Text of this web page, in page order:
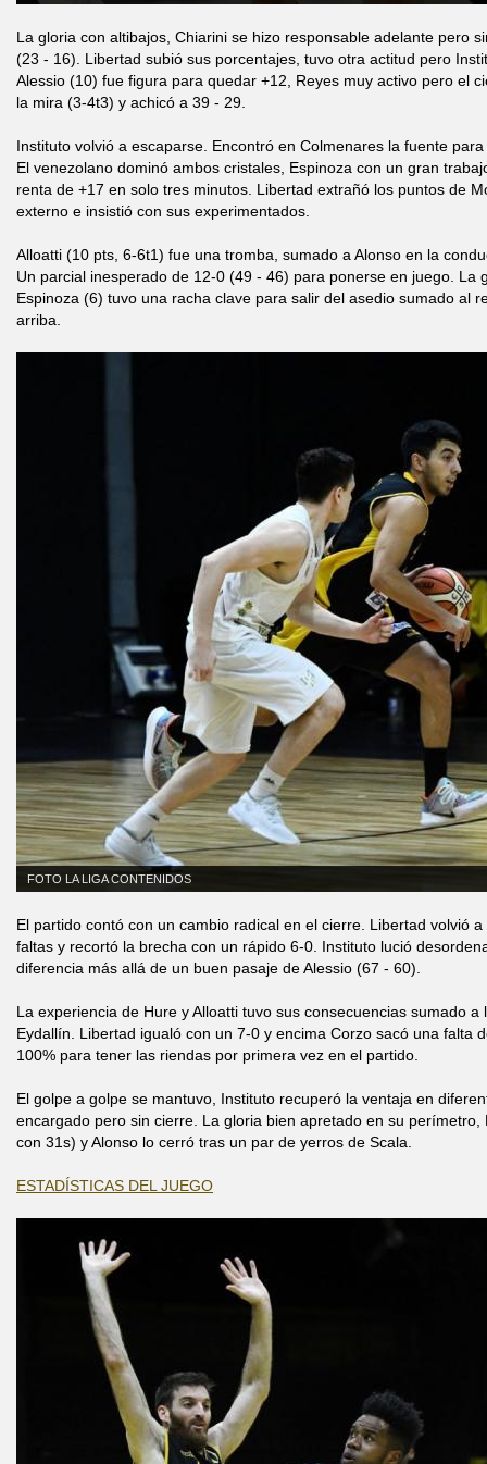
La gloria con altibajos, Chiarini se hizo responsable adelante pero
(23 - 16). Libertad subió sus porcentajes, tuvo otra actitud pero
Alessio (10) fue figura para quedar +12, Reyes muy activo pero el
la mira (3-4t3) y achicó a 39 - 29.
Instituto volvió a escaparse. Encontró en Colmenares la fuente
El venezolano dominó ambos cristales, Espinoza con un gran
renta de +17 en solo tres minutos. Libertad extrañó los puntos de
externo e insistió con sus experimentados.
Alloatti (10 pts, 6-6t1) fue una tromba, sumado a Alonso en la
Un parcial inesperado de 12-0 (49 - 46) para ponerse en juego. La
Espinoza (6) tuvo una racha clave para salir del asedio sumado al
arriba.
FOTO LA LIGA CONTENIDOS
El partido contó con un cambio radical en el cierre. Libertad volvió
faltas y recortó la brecha con un rápido 6-0. Instituto lució
diferencia más allá de un buen pasaje de Alessio (67 - 60).
La experiencia de Hure y Alloatti tuvo sus consecuencias sumado a
Eydallín. Libertad igualó con un 7-0 y encima Corzo sacó una falta
100% para tener las riendas por primera vez en el partido.
El golpe a golpe se mantuvo, Instituto recuperó la ventaja en
encargado pero sin cierre. La gloria bien apretado en su
con 31s) y Alonso lo cerró tras un par de yerros de Scala.
ESTADÍSTICAS DEL JUEGO